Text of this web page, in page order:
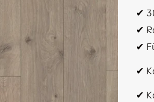
✔
✔
✔
✔
✔